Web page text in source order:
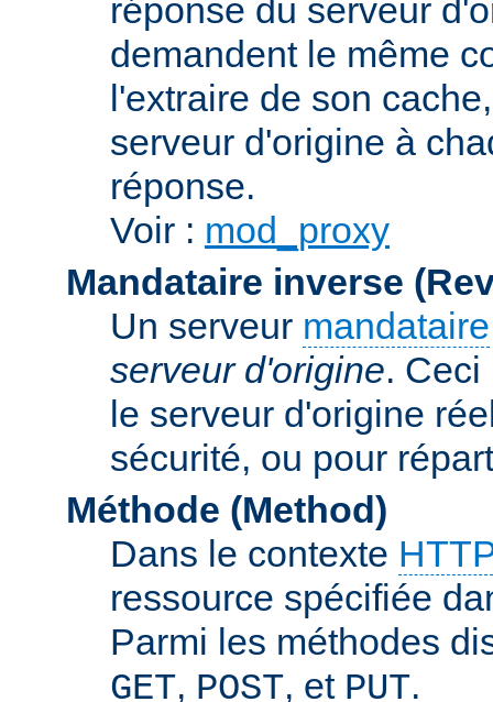
réponse du serveur
demandent le même
l'extraire de son
serveur d'origine à
réponse.
Voir : mod_proxy
Mandataire inverse
Un serveur mandataire
serveur d'origine.
le serveur d'origine
sécurité, ou pour
Méthode (Method)
Dans le contexte HTTP
ressource spécifiée
Parmi les méthodes
GET, POST, et PUT.